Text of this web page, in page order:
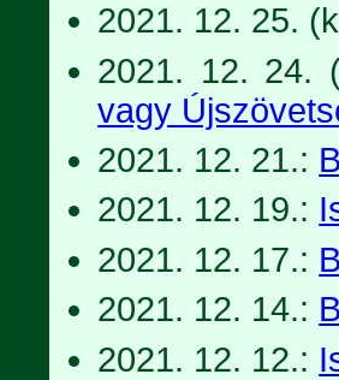
2021. 12. 25.
2021. 12. 24.
vagy
2021. 12. 21.:
2021. 12. 19.:
2021. 12. 17.:
2021. 12. 14.:
2021. 12. 12.: